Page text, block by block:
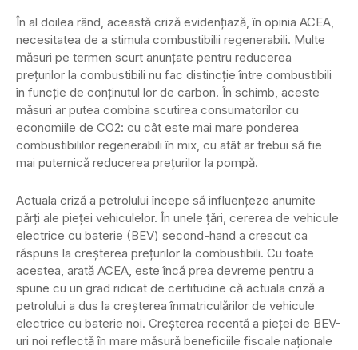
În al doilea rând, această criză evidențiază, în opinia ACEA,
necesitatea de a stimula combustibilii regenerabili. Multe
măsuri pe termen scurt anunțate pentru reducerea
prețurilor la combustibili nu fac distincție între combustibili
în funcție de conținutul lor de carbon. În schimb, aceste
măsuri ar putea combina scutirea consumatorilor cu
economiile de CO2: cu cât este mai mare ponderea
combustibililor regenerabili în mix, cu atât ar trebui să fie
mai puternică reducerea prețurilor la pompă.
Actuala criză a petrolului începe să influențeze anumite
părți ale pieței vehiculelor. În unele țări, cererea de vehicule
electrice cu baterie (BEV) second-hand a crescut ca
răspuns la creșterea prețurilor la combustibili. Cu toate
acestea, arată ACEA, este încă prea devreme pentru a
spune cu un grad ridicat de certitudine că actuala criză a
petrolului a dus la creșterea înmatriculărilor de vehicule
electrice cu baterie noi. Creșterea recentă a pieței de BEV-
uri noi reflectă în mare măsură beneficiile fiscale naționale